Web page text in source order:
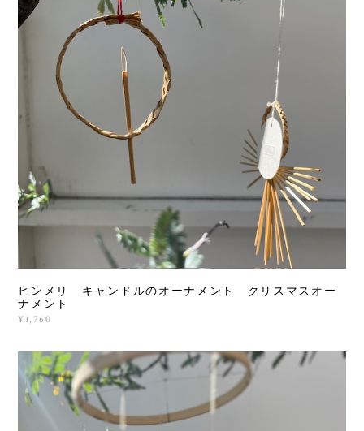
ヒンメリ キャンドルのオーナメント クリスマスオー
ナメント
¥1,760